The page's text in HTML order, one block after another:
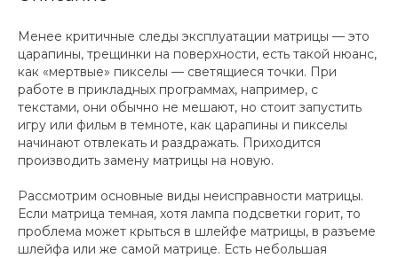
Менее критичные следы эксплуатации матрицы — это
царапины, трещинки на поверхности, есть такой нюанс,
как «мертвые» пикселы — светящиеся точки. При
работе в прикладных программах, например, с
текстами, они обычно не мешают, но стоит запустить
игру или фильм в темноте, как царапины и пикселы
начинают отвлекать и раздражать. Приходится
производить замену матрицы на новую.
Рассмотрим основные виды неисправности матрицы.
Если матрица темная, хотя лампа подсветки горит, то
проблема может крыться в шлейфе матрицы, в разъеме
шлейфа или же самой матрице. Есть небольшая